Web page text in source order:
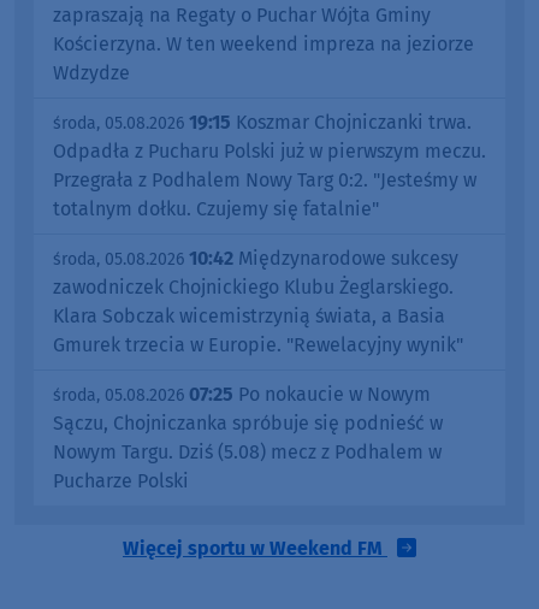
zapraszają na Regaty o Puchar Wójta Gminy
Kościerzyna. W ten weekend impreza na jeziorze
Wdzydze
środa, 05.08.2026 19:15 Koszmar Chojniczanki trwa.
Odpadła z Pucharu Polski już w pierwszym meczu.
Przegrała z Podhalem Nowy Targ 0:2. "Jesteśmy w
totalnym dołku. Czujemy się fatalnie"
środa, 05.08.2026 10:42 Międzynarodowe sukcesy
zawodniczek Chojnickiego Klubu Żeglarskiego.
Klara Sobczak wicemistrzynią świata, a Basia
Gmurek trzecia w Europie. "Rewelacyjny wynik"
środa, 05.08.2026 07:25 Po nokaucie w Nowym
Sączu, Chojniczanka spróbuje się podnieść w
Nowym Targu. Dziś (5.08) mecz z Podhalem w
Pucharze Polski
Więcej sportu w Weekend FM